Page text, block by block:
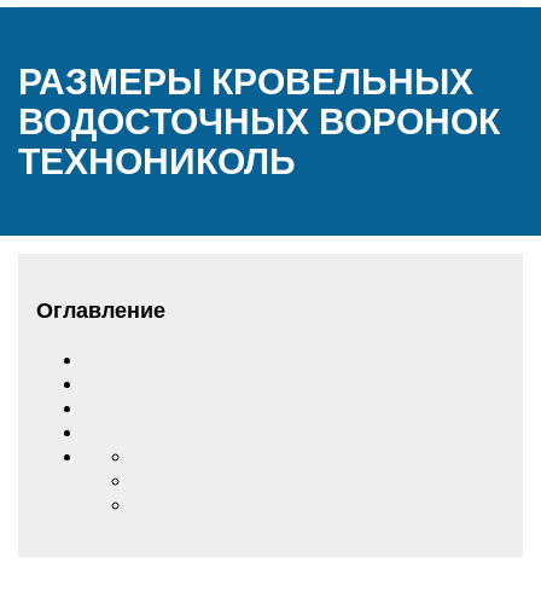
РАЗМЕРЫ КРОВЕЛЬНЫХ
ВОДОСТОЧНЫХ ВОРОНОК
ТЕХНОНИКОЛЬ
Оглавление